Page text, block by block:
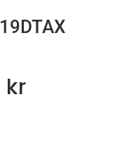
kr